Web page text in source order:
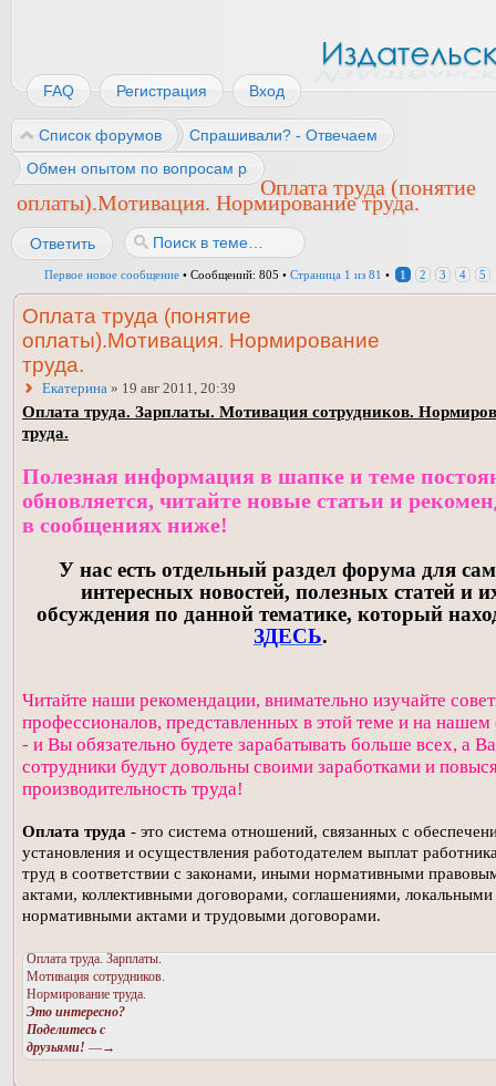
FAQ Регистрация Вход
Список форумов
Спрашивали? - Отвечаем
Обмен опытом по вопросам работы
Оплата труда (понятие
оплаты).Мотивация. Нормирование труда.
Ответить
Первое новое сообщение • Сообщений: 805 • Страница 1 из 81 • 1 2 3 4 5
Оплата труда (понятие
оплаты).Мотивация. Нормирование
труда.
Екатерина » 19 авг 2011, 20:39
Оплата труда. Зарплаты. Мотивация сотрудников.
труда.
Полезная информация в шапке и теме
обновляется, читайте новые статьи и
в сообщениях ниже!
У нас есть отдельный раздел форума для
интересных новостей, полезных статей и
обсуждения по данной тематике, который
ЗДЕСЬ.
Читайте наши рекомендации, внимательно изучайте
профессионалов, представленных в этой теме и на
- и Вы обязательно будете зарабатывать больше всех, а
сотрудники будут довольны своими заработками и
производительность труда!
Оплата труда - это система отношений, связанных с
установления и осуществления работодателем выплат
труд в соответствии с законами, иными нормативными
актами, коллективными договорами, соглашениями, локальными
нормативными актами и трудовыми договорами.
Оплата труда. Зарплаты.
Мотивация сотрудников.
Нормирование труда.
Это интересно?
Поделитесь с
друзьями! —→